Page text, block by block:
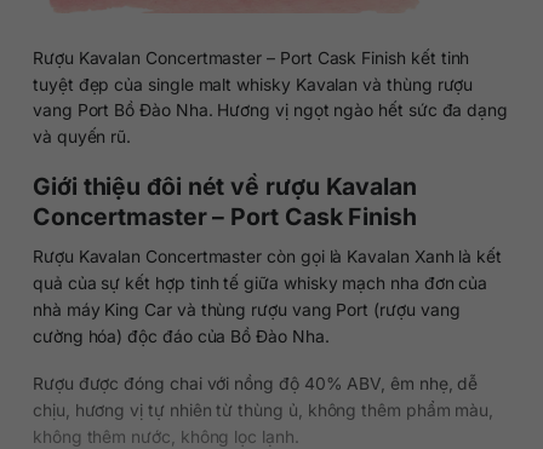
Rượu Kavalan Concertmaster – Port Cask Finish kết tinh
tuyệt đẹp của single malt whisky Kavalan và thùng rượu
vang Port Bồ Đào Nha. Hương vị ngọt ngào hết sức đa dạng
và quyến rũ.
Giới thiệu đôi nét về rượu Kavalan
Concertmaster – Port Cask Finish
Rượu Kavalan Concertmaster còn gọi là Kavalan Xanh là kết
quả của sự kết hợp tinh tế giữa whisky mạch nha đơn của
nhà máy King Car và thùng rượu vang Port (rượu vang
cường hóa) độc đáo của Bồ Đào Nha.
Rượu được đóng chai với nồng độ 40% ABV, êm nhẹ, dễ
chịu, hương vị tự nhiên từ thùng ủ, không thêm phẩm màu,
không thêm nước, không lọc lạnh.